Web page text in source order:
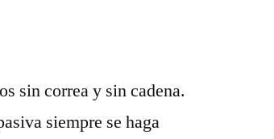
sin correa y sin cadena.
siempre se haga